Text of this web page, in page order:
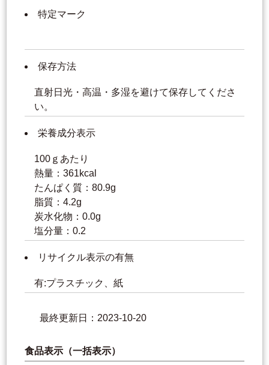
特定マーク
保存方法
直射日光・高温・多湿を避けて保存してくださ
い。
栄養成分表示
100ｇあたり
熱量：361kcal
たんぱく質：80.9g
脂質：4.2g
炭水化物：0.0g
塩分量：0.2
リサイクル表示の有無
有:プラスチック、紙
最終更新日：2023-10-20
食品表示（一括表示）